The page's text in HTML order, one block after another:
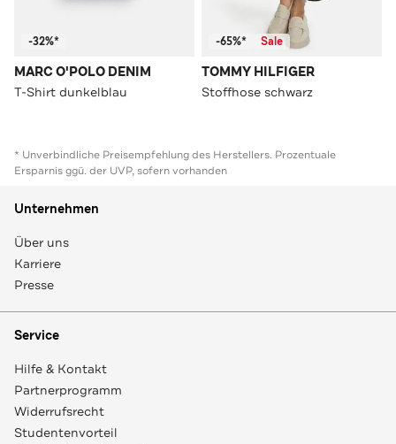
-32%*
MARC O'POLO DENIM
T-Shirt dunkelblau
-65%* Sale
TOMMY HILFIGER
Stoffhose schwarz
* Unverbindliche Preisempfehlung des Herstellers. Prozentuale
Ersparnis ggü. der UVP, sofern vorhanden
Unternehmen
Über uns
Karriere
Presse
Service
Hilfe & Kontakt
Partnerprogramm
Widerrufsrecht
Studentenvorteil